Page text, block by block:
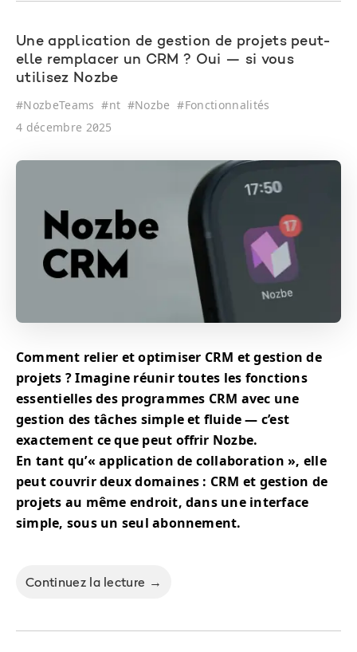
Une application de gestion de projets peut-
elle remplacer un CRM ? Oui — si vous
utilisez Nozbe
#NozbeTeams #nt #Nozbe #Fonctionnalités
4 décembre 2025
Comment relier et optimiser CRM et gestion de
projets ? Imagine réunir toutes les fonctions
essentielles des programmes CRM avec une
gestion des tâches simple et fluide — c’est
exactement ce que peut offrir Nozbe.
En tant qu’« application de collaboration », elle
peut couvrir deux domaines : CRM et gestion de
projets au même endroit, dans une interface
simple, sous un seul abonnement.
Continuez la lecture →